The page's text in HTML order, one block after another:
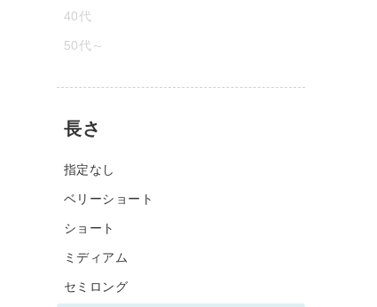
40代
50代～
長さ
指定なし
ベリーショート
ショート
ミディアム
セミロング